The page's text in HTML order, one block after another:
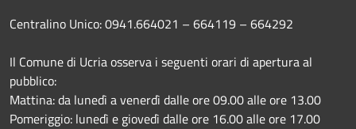
Centralino Unico: 0941.664021 – 664119 – 664292
Il Comune di Ucria osserva i seguenti orari di apertura al
pubblico:
Mattina: da lunedì a venerdì dalle ore 09.00 alle ore 13.00
Pomeriggio: lunedì e giovedì dalle ore 16.00 alle ore 17.00